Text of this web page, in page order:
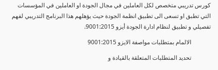
كورس تدريبي متخصص لكل العاملين في مجال الجودة او العاملين في المؤسسات
التي تطبق او تسعى الى تطبيق انظمة الجودة حيث يؤهلهم هذا البرنامج التدريبي لفهم
تفصيلي و تطبيق لنظام ادارة الجودة أيزو 9001:2015.
الالمام بمتطلبات مواصفة الايزو 9001:2015
تحديد المتطلبات المتعلقة بالقيادة و